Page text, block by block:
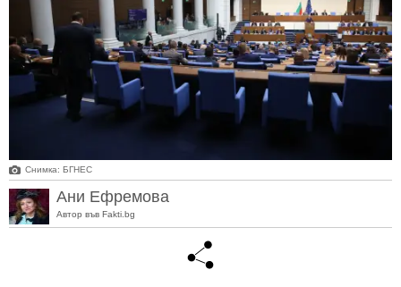
Снимка: БГНЕС
Ани Ефремова
Автор във Fakti.bg